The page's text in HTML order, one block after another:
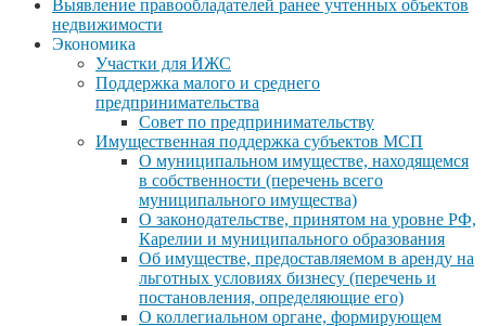
Выявление правообладателей ранее учтенных объектов
недвижимости
Экономика
Участки для ИЖС
Поддержка малого и среднего
предпринимательства
Совет по предпринимательству
Имущественная поддержка субъектов МСП
О муниципальном имуществе, находящемся
в собственности (перечень всего
муниципального имущества)
О законодательстве, принятом на уровне РФ,
Карелии и муниципального образования
Об имуществе, предоставляемом в аренду на
льготных условиях бизнесу (перечень и
постановления, определяющие его)
О коллегиальном органе, формирующем